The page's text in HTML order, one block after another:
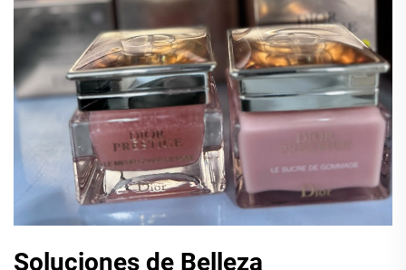
Soluciones de Belleza